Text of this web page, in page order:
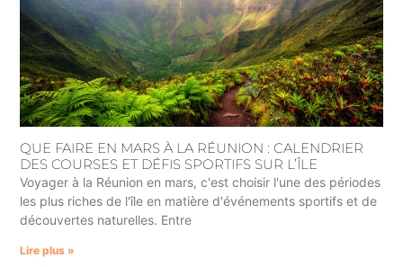
QUE FAIRE EN MARS À LA RÉUNION : CALENDRIER
DES COURSES ET DÉFIS SPORTIFS SUR L’ÎLE
Voyager à la Réunion en mars, c'est choisir l'une des périodes
les plus riches de l'île en matière d'événements sportifs et de
découvertes naturelles. Entre
Lire plus »